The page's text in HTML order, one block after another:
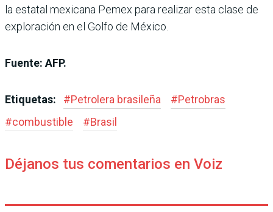
la estatal mexicana Pemex para realizar esta clase de
exploración en el Golfo de México.
Fuente: AFP.
Etiquetas: #Petrolera brasileña #Petrobras
#combustible #Brasil
Déjanos tus comentarios en Voiz